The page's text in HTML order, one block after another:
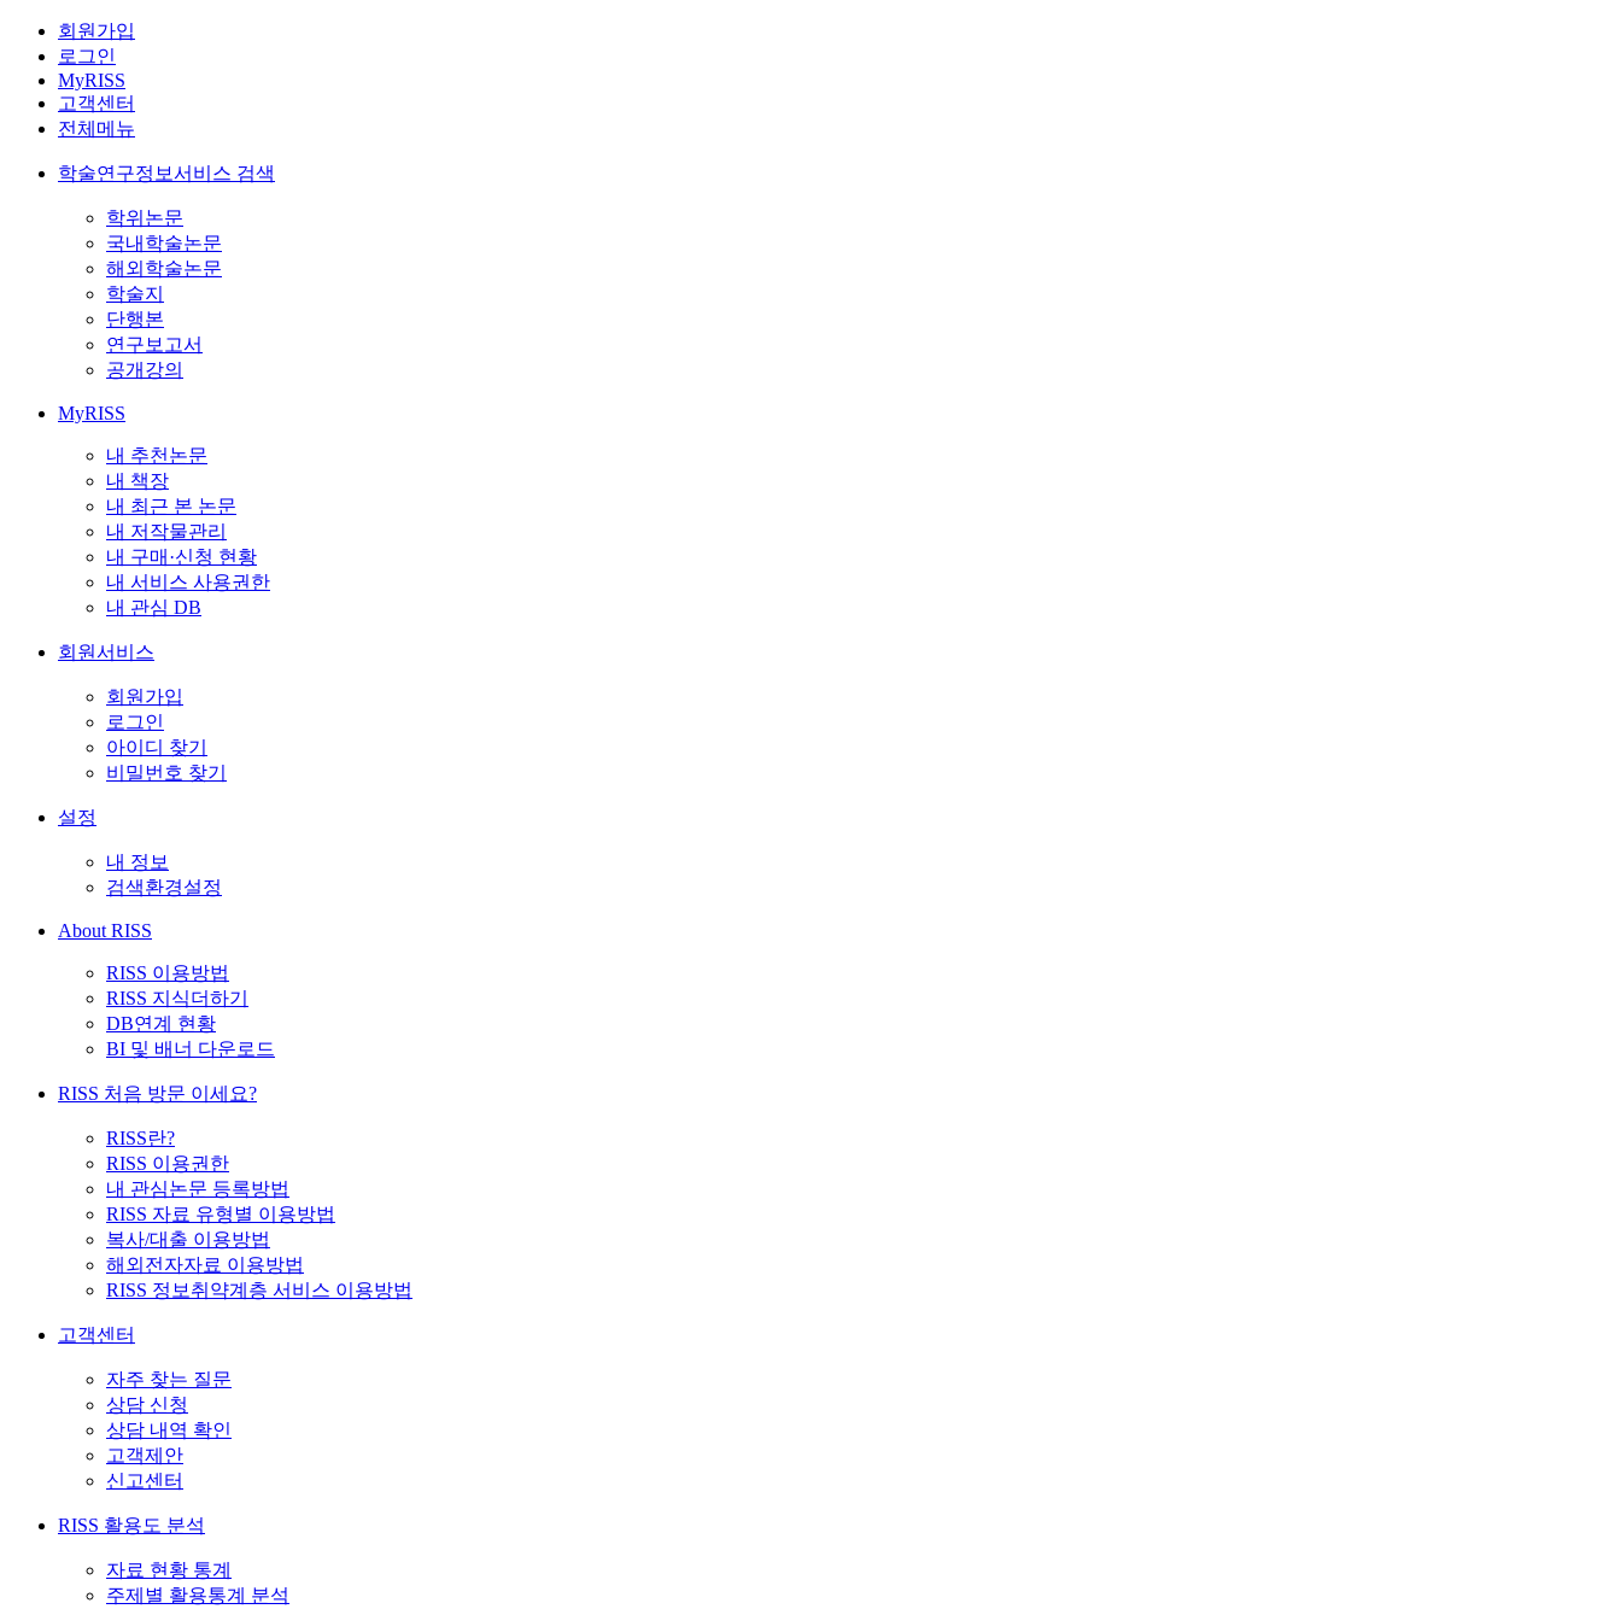
회원가입
로그인
MyRISS
고객센터
전체메뉴
학술연구정보서비스 검색
학위논문
국내학술논문
해외학술논문
학술지
단행본
연구보고서
공개강의
MyRISS
내 추천논문
내 책장
내 최근 본 논문
내 저작물관리
내 구매·신청 현황
내 서비스 사용권한
내 관심 DB
회원서비스
회원가입
로그인
아이디 찾기
비밀번호 찾기
설정
내 정보
검색환경설정
About RISS
RISS 이용방법
RISS 지식더하기
DB연계 현황
BI 및 배너 다운로드
RISS 처음 방문 이세요?
RISS란?
RISS 이용권한
내 관심논문 등록방법
RISS 자료 유형별 이용방법
복사/대출 이용방법
해외전자자료 이용방법
RISS 정보취약계층 서비스 이용방법
고객센터
자주 찾는 질문
상담 신청
상담 내역 확인
고객제안
신고센터
RISS 활용도 분석
자료 현황 통계
주제별 활용통계 분석